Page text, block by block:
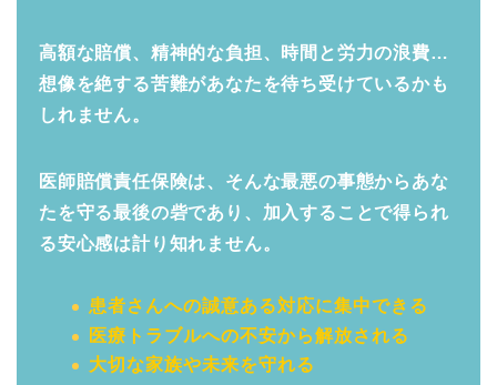
高額な賠償、精神的な負担、時間と労力の浪費…
想像を絶する苦難があなたを待ち受けているかも
しれません。
医師賠償責任保険は、そんな最悪の事態からあな
たを守る最後の砦であり、加入することで得られ
る安心感は計り知れません。
患者さんへの誠意ある対応に集中できる
医療トラブルへの不安から解放される
大切な家族や未来を守れる